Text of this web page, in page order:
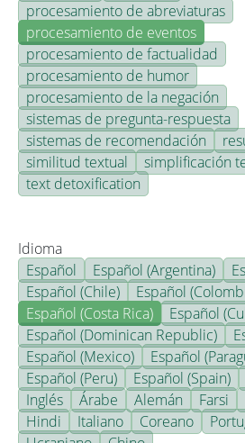
procesamiento de abreviaturas
procesamiento de eventos
procesamiento de factualidad
procesamiento de humor
procesamiento de la negación
sistemas de pregunta-respuesta
sistemas de recomendación
similitud textual
simplificación
text detoxification
Idioma
Español
Español (Argentina)
Español (Chile)
Español
Español (Costa Rica)
Español
Español (Dominican Republic)
Español (Mexico)
Español
Español (Peru)
Español (Spain)
Inglés
Árabe Alemán Farsi
Hindi
Italiano Coreano